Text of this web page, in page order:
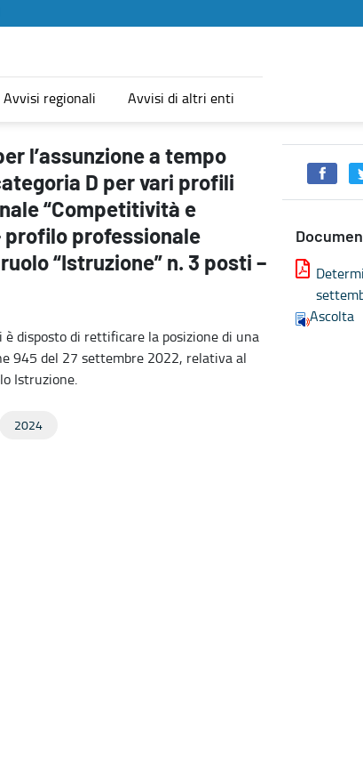
regionali Avvisi di altri enti
di n. 209 unità di categoria D per vari profili
l’assunzione a tempo
D per vari profili
“Competitività e
profilo professionale
“Istruzione” n. 3 posti –
disposto di rettificare la posizione di una
945 del 27 settembre 2022, relativa al
Istruzione.
Ascolta
2024